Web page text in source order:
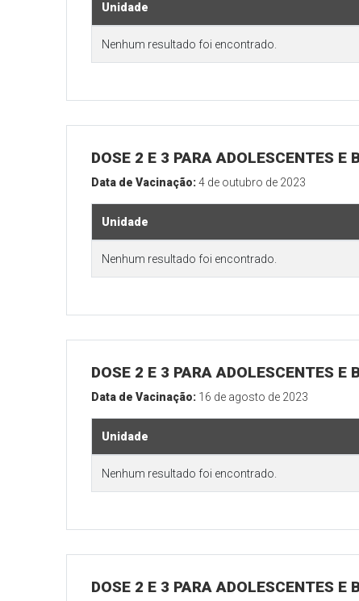
Unidade
Nenhum resultado foi encontrado.
DOSE 2 E 3 PARA ADOLESCENTES
Data de Vacinação:4 de outubro de 2023
Unidade
Nenhum resultado foi encontrado.
DOSE 2 E 3 PARA ADOLESCENTES
Data de Vacinação: 16 de agosto de 2023
Unidade
Nenhum resultado foi encontrado.
DOSE 2 E 3 PARA ADOLESCENTES